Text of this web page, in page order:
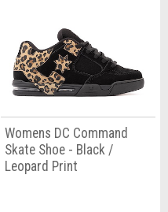
Womens DC Command
Skate Shoe - Black /
Leopard Print